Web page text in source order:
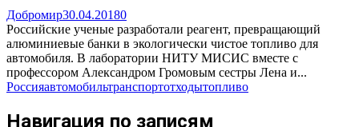
Добромир30.04.20180
Российские ученые разработали реагент, превращающий
алюминиевые банки в экологически чистое топливо для
автомобиля. В лаборатории НИТУ МИСИС вместе с
профессором Александром Громовым сестры Лена и...
Россияавтомобильтранспортотходытопливо
Навигация по записям